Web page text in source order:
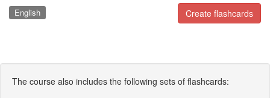
Create flashcards
English
The course also includes the following sets of flashcards: